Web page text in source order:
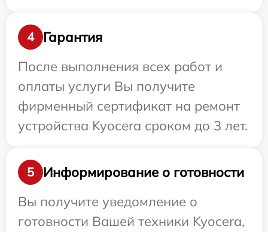
4
Гарантия
После выполнения всех работ и
оплаты услуги Вы получите
фирменный сертификат на ремонт
устройства Kyocera сроком до 3 лет.
5
Информирование о готовности
Вы получите уведомление о
готовности Вашей техники Kyocera,